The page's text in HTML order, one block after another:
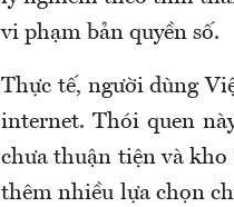
vi phạm bản quyền số.
Thực tế, người dùng
internet. Thói quen
chưa thuận tiện và
thêm nhiều lựa chọn